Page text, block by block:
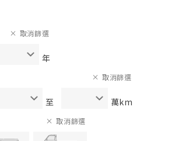
年
取消篩選
至 萬km
取消篩選
取消篩選